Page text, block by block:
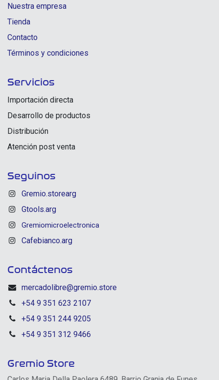
Nuestra empresa
Tienda
Contacto
Términos y condiciones
Servicios
Importación directa
Desarrollo de productos
Distribución
Atención post venta
Seguinos
Gremio.storearg
Gtools.arg
Gremiomicroelectronica
Cafebianco.arg
Contáctenos
mercadolibre@gremio.store
+54 9 351 623 2107
+54 9 351 244 9205
+54 9 351 312 9466
Gremio Store